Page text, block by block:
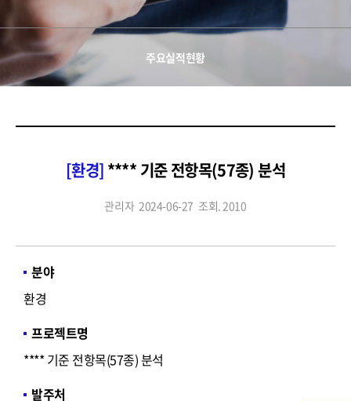
주요실적현황
[환경] **** 기준 전항목(57종) 분석
관리자 2024-06-27 조회. 2010
분야
환경
프로젝트명
**** 기준 전항목(57종) 분석
발주처